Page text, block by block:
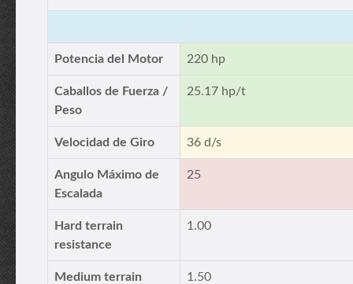
Potencia del Motor 220 hp
Caballos de Fuerza /
Peso
25.17 hp/t
Velocidad de Giro 36 d/s
Angulo Máximo de
Escalada
25
Hard terrain
resistance
1.00
Medium terrain
1.50